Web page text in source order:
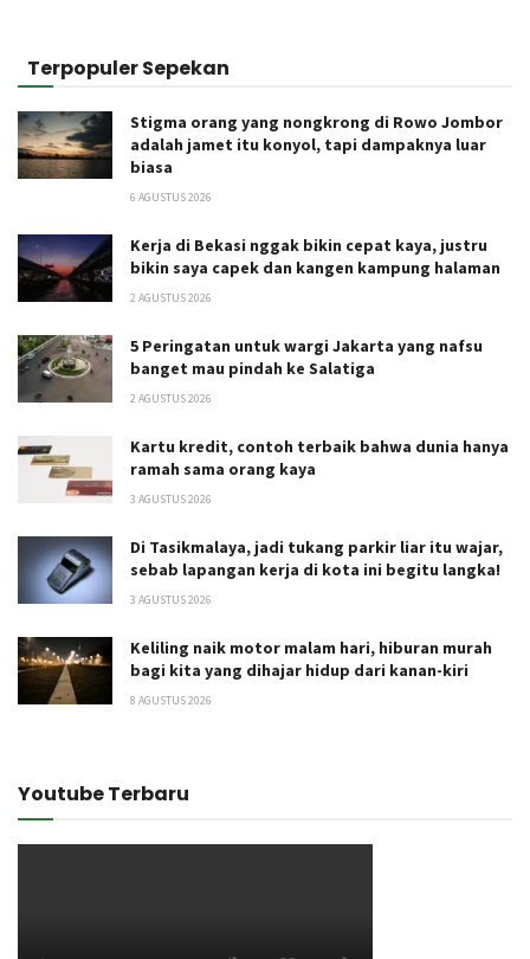
Terpopuler Sepekan
Stigma orang yang nongkrong di Rowo Jombor
adalah jamet itu konyol, tapi dampaknya luar
biasa
6 AGUSTUS 2026
Kerja di Bekasi nggak bikin cepat kaya, justru
bikin saya capek dan kangen kampung halaman
2 AGUSTUS 2026
5 Peringatan untuk wargi Jakarta yang nafsu
banget mau pindah ke Salatiga
2 AGUSTUS 2026
Kartu kredit, contoh terbaik bahwa dunia hanya
ramah sama orang kaya
3 AGUSTUS 2026
Di Tasikmalaya, jadi tukang parkir liar itu wajar,
sebab lapangan kerja di kota ini begitu langka!
3 AGUSTUS 2026
Keliling naik motor malam hari, hiburan murah
bagi kita yang dihajar hidup dari kanan-kiri
8 AGUSTUS 2026
Youtube Terbaru